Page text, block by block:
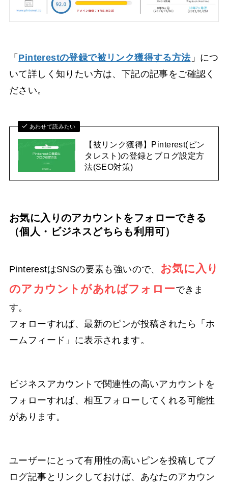
「 Pinterestの登録で被リンク獲得する方法」につ
いて詳しく知りたい方は、下記の記事をご確認く
ださい。
あわせて読みたい
【被リンク獲得】Pinterest(ピン
タレスト)の登録とブログ設定方
法(SEO対策)
お気に入りのアカウントをフォローできる
（個人・ビジネスどちらも利用可）
PinterestはSNSの要素も強いので、 お気に入り
のアカウントがあればフォローできま
す。
フォローすれば、最新のピンが投稿されたら「ホ
ームフィード」に表示されます。
ビジネスアカウントで関連性の高いアカウントを
フォローすれば、相互フォローしてくれる可能性
があります。
ユーザーにとって有用性の高いピンを投稿してブ
ログ記事とリンクしておけば、あなたのアカウン